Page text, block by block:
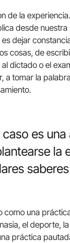
de la
desde
dejar
cosas, de
dictado o el
a tomar la
es
la
una
el deporte,
práctica